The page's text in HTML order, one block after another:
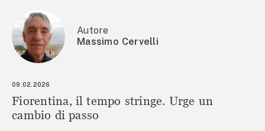
Autore
Massimo Cervelli
09.02.2026
Fiorentina, il tempo stringe. Urge un
cambio di passo